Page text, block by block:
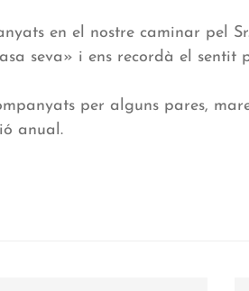
en el nostre caminar pel
seva» i ens recordà el
per alguns pares,
anual.